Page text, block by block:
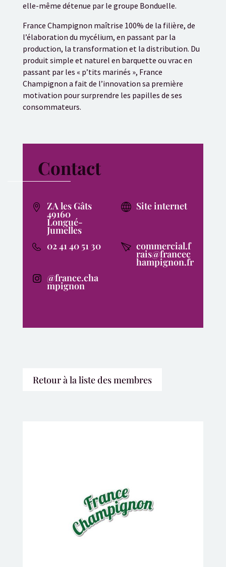
elle-même détenue par le groupe Bonduelle.
France Champignon maîtrise 100% de la filière, de
l’élaboration du mycélium, en passant par la
production, la transformation et la distribution. Du
produit simple et naturel en barquette ou vrac en
passant par les « p’tits marinés », France
Champignon a fait de l’innovation sa première
motivation pour surprendre les papilles de ses
consommateurs.
Contact
ZA les Gâts
49160
Longué-
Jumelles
Site internet
02 41 40 51 30 commercial.f
rais@francec
hampignon.fr
@france.cha
mpignon
Retour à la liste des membres